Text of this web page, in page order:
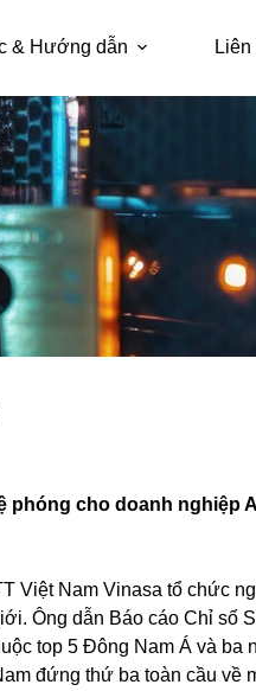
& Hướng dẫn Liên
phóng cho doanh nghiệp
Việt Nam Vinasa tổ chức
Ông dẫn Báo cáo Chỉ số
top 5 Đông Nam Á và ba
đứng thứ ba toàn cầu về